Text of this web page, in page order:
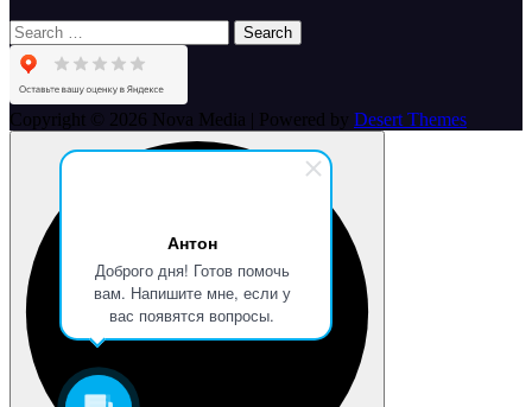
Антон
Доброго дня! Готов помочь
вам. Напишите мне, если у
вас появятся вопросы.
Search
for:
Copyright © 2026 Nova Media | Powered by Desert Themes